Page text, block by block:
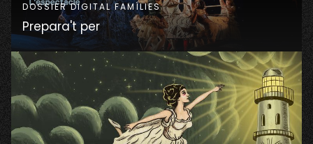
DOSSIER DIGITAL FAMÍLIES
Prepara't per